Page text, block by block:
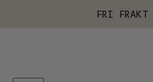
FRI FRAKT